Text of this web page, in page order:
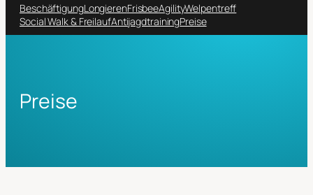
BeschäftigungLongierenFrisbeeAgilityWelpentreff
Social Walk & FreilaufAntijagdtrainingPreise
Preise